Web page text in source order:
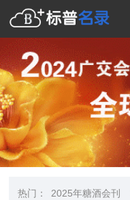
热门： 2025年糖酒会刊